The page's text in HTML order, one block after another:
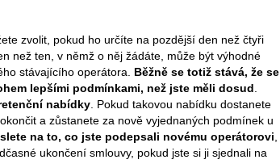
zvolit, pokud ho určíte na pozdější den než čtyři
než ten, v němž o něj žádáte, může být výhodné
stávajícího operátora. Běžně se totiž stává, že se
lepšími podmínkami, než jste měli dosud
nabídky . Pokud takovou nabídku dostanete
a zůstanete za nově vyjednaných podmínek u
na to, co jste podepsali novému operátorovi
ukončení smlouvy, pokud jste si ji sjednali na